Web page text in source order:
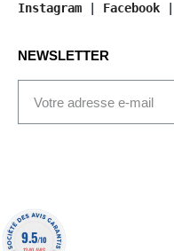
Instagram Facebook
NEWSLETTER
9.5/10